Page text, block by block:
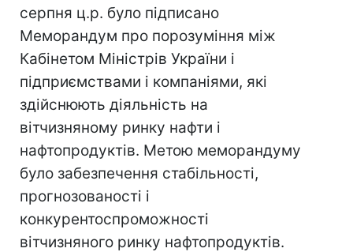
серпня ц.р. було підписано
Меморандум про порозуміння між
Кабінетом Міністрів України і
підприємствами і компаніями, які
здійснюють діяльність на
вітчизняному ринку нафти і
нафтопродуктів. Метою меморандуму
було забезпечення стабільності,
прогнозованості і
конкурентоспроможності
вітчизняного ринку нафтопродуктів.